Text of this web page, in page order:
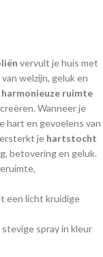
vervult je huis met
welzijn, geluk en
harmonieuze ruimte
Wanneer je
hart en gevoelens van
je hartstocht
betovering en geluk.
een licht kruidige
spray in kleur